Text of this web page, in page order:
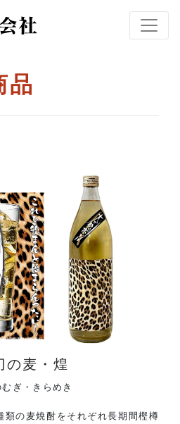
品
の麦・煌
むぎ・きらめき
類の麦焼酎をそれぞれ長期間樫樽